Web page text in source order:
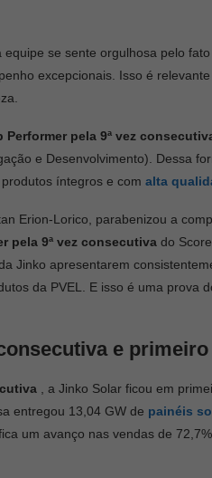
se sente orgulhosa pelo
excepcionais. Isso é
Performer pela 9ª vez
e Desenvolvimento). Dessa
íntegros e com alta
Erion-Lorico, parabenizou a
pela 9ª vez consecutiva do
Jinko apresentarem
da PVEL. E isso é uma prova
e
, a Jinko Solar ficou em
entregou 13,04 GW de painéis
um avanço nas vendas de